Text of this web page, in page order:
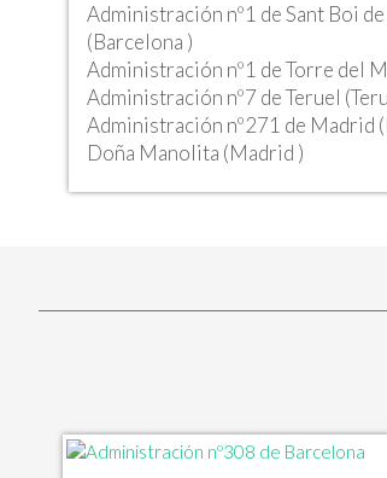
Administración nº1 de Sant Boi
(Barcelona )
Administración nº1 de Torre del
Administración nº7 de Teruel
Administración nº271 de Madrid
Doña Manolita (Madrid )